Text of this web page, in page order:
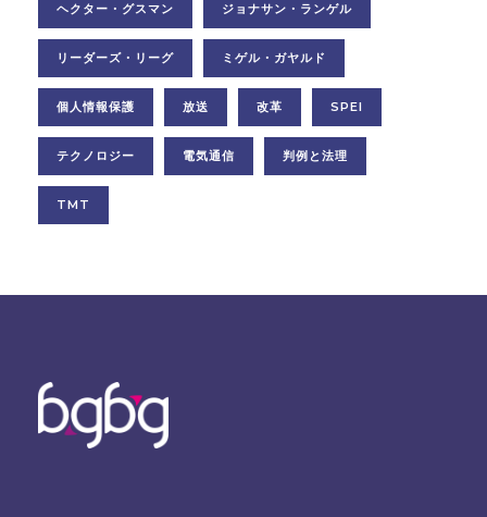
ヘクター・グスマン ジョナサン・ランゲル
リーダーズ・リーグ ミゲル・ガヤルド
個人情報保護 放送 改革 SPEI
テクノロジー 電気通信 判例と法理
TMT